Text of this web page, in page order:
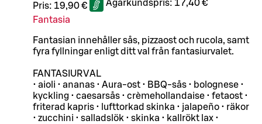
Pris: 19,90 € Ägarkundspris: 17,40 €
Fantasia
Fantasian innehåller sås, pizzaost och rucola, samt
fyra fyllningar enligt ditt val från fantasiurvalet.
FANTASIURVAL
• aioli • ananas • Aura-ost • BBQ-sås • bolognese •
kyckling • caesarsås • crèmehollandaise • fetaost •
friterad kapris • lufttorkad skinka • jalapeño • räkor
• zucchini • salladslök • skinka • kallrökt lax •